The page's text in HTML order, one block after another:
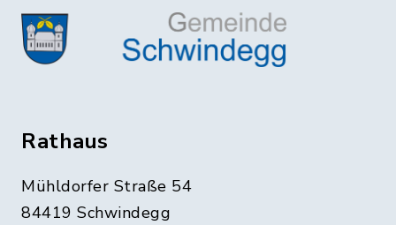
Rathaus
Mühldorfer Straße 54
84419 Schwindegg